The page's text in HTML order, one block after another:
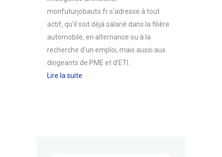
monfuturjobauto.fr s’adresse à tout
actif, qu’il soit déjà salarié dans la filière
automobile, en alternance ou à la
recherche d’un emploi, mais aussi aux
dirigeants de PME et d’ETI.
Lire la suite